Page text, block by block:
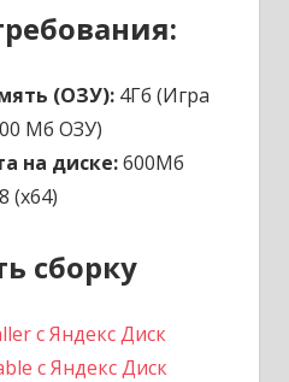
(ОЗУ):4Гб (Игра
Мб ОЗУ)
на диске:600Мб
(x64)
сборку
с Яндекс Диск
с Яндекс Диск